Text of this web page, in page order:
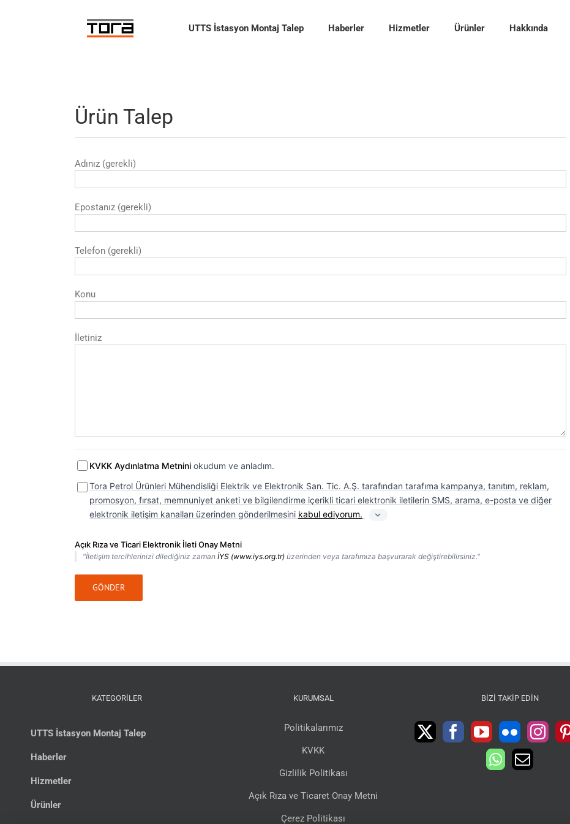
UTTS İstasyon Montaj Talep Haberler Hizmetler Ürünler Hakkında
Ürün Talep
Adınız (gerekli)
Epostanız (gerekli)
Telefon (gerekli)
Konu
İletiniz
KVKK Aydınlatma Metniniokudum ve anladım.
Tora Petrol Ürünleri Mühendisliği Elektrik ve Elektronik San. Tic. A.Ş. tarafından tarafıma kampanya, tanıtım, reklam,
promosyon, fırsat, memnuniyet anketi ve bilgilendirme içerikli ticari elektronik iletilerin SMS, arama, e-posta ve diğer
elektronik iletişim kanalları üzerinden gönderilmesini kabul ediyorum.
Açık Rıza ve Ticari Elektronik İleti Onay Metni
"İletişim tercihlerinizi dilediğiniz zaman İYS (www.iys.org.tr)üzerinden veya tarafımıza başvurarak değiştirebilirsiniz."
KATEGORİLER
UTTS İstasyon Montaj Talep
Haberler
Hizmetler
Ürünler
KURUMSAL
Politikalarımız
KVKK
Gizlilik Politikası
Açık Rıza ve Ticaret Onay Metni
Çerez Politikası
BIZI TAKIP EDIN